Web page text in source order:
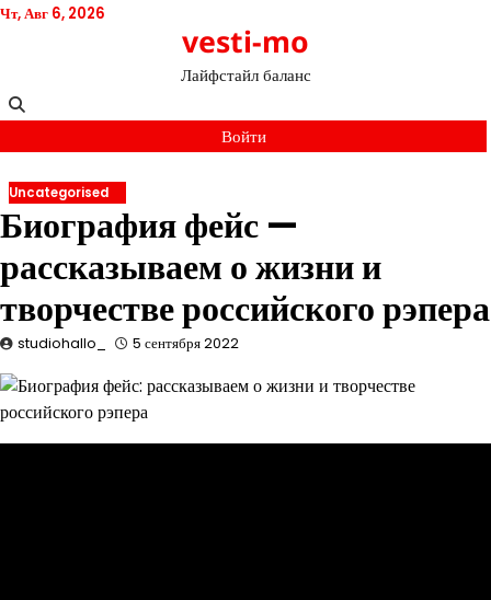
Перейти
Чт, Авг 6, 2026
vesti-mo
Лайфстайл баланс
Войти
Uncategorised
Биография фейс —
рассказываем о жизни и
творчестве российского рэпера
studiohallo_ 5 сентября 2022